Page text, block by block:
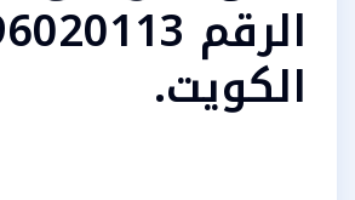
الكويت.